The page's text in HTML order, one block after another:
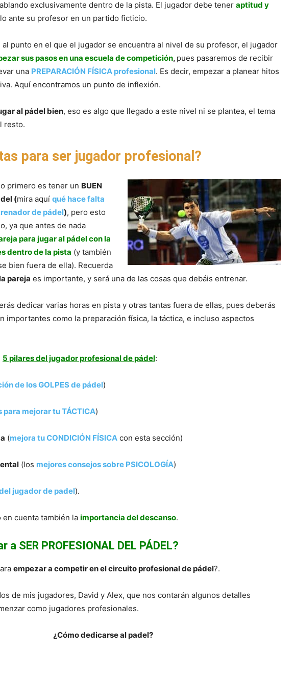
exclusivamente dentro de la pista. El jugador debe tener aptitud y
ante su profesor en un partido ficticio.
al punto en el que el jugador se encuentra al nivel de su profesor, el jugador
sus pasos en una escuela de competición, pues pasaremos de recibir
una PREPARACIÓN FÍSICA profesional. Es decir, empezar a planear hitos
Aquí encontramos un punto de inflexión.
al pádel bien, eso es algo que llegado a este nivel ni se plantea, el tema
resto.
para ser jugador profesional?
primero es tener un BUEN
(mira aquí qué hace falta
de pádel), pero esto
ya que antes de nada
para jugar al pádel con la
dentro de la pista (y también
bien fuera de ella). Recuerda
pareja es importante, y será una de las cosas que debáis entrenar.
dedicar varias horas en pista y otras tantas fuera de ellas, pues deberás
importantes como la preparación física, la táctica, e incluso aspectos
5 pilares del jugador profesional de pádel:
de los GOLPES de pádel)
para mejorar tu TÁCTICA)
(mejora tu CONDICIÓN FÍSICA con esta sección)
(los mejores consejos sobre PSICOLOGÍA)
jugador de padel).
cuenta también la importancia del descanso.
a SER PROFESIONAL DEL PÁDEL?
empezar a competir en el circuito profesional de pádel?.
de mis jugadores, David y Alex, que nos contarán algunos detalles
como jugadores profesionales.
¿Cómo dedicarse al padel?